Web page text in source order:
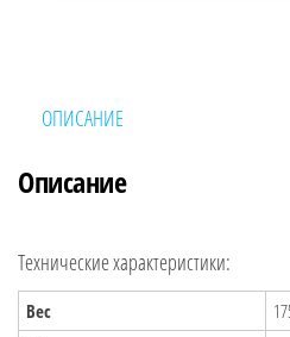
Ваш телефон
Я даю своё согласие на
ОПИСАНИЕ
Описание
Технические характеристики:
Вес